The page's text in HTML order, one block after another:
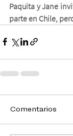
Paquita y Jane
parte en Chile,
Comentarios